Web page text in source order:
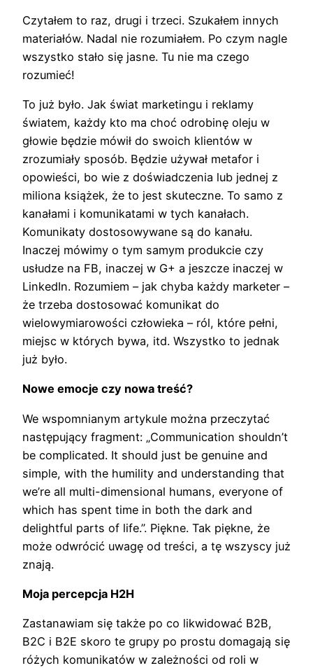
Czytałem to raz, drugi i trzeci. Szukałem innych
materiałów. Nadal nie rozumiałem. Po czym nagle
wszystko stało się jasne. Tu nie ma czego
rozumieć!
To już było. Jak świat marketingu i reklamy
światem, każdy kto ma choć odrobinę oleju w
głowie będzie mówił do swoich klientów w
zrozumiały sposób. Będzie używał metafor i
opowieści, bo wie z doświadczenia lub jednej z
miliona książek, że to jest skuteczne. To samo z
kanałami i komunikatami w tych kanałach.
Komunikaty dostosowywane są do kanału.
Inaczej mówimy o tym samym produkcie czy
usłudze na FB, inaczej w G+ a jeszcze inaczej w
LinkedIn. Rozumiem – jak chyba każdy marketer –
że trzeba dostosować komunikat do
wielowymiarowości człowieka – ról, które pełni,
miejsc w których bywa, itd. Wszystko to jednak
już było.
Nowe emocje czy nowa treść?
We wspomnianym artykule można przeczytać
następujący fragment: „Communication shouldn’t
be complicated. It should just be genuine and
simple, with the humility and understanding that
we’re all multi-dimensional humans, everyone of
which has spent time in both the dark and
delightful parts of life.”. Piękne. Tak piękne, że
może odwrócić uwagę od treści, a tę wszyscy już
znają.
Moja percepcja H2H
Zastanawiam się także po co likwidować B2B,
B2C i B2E skoro te grupy po prostu domagają się
różych komunikatów w zależności od roli w